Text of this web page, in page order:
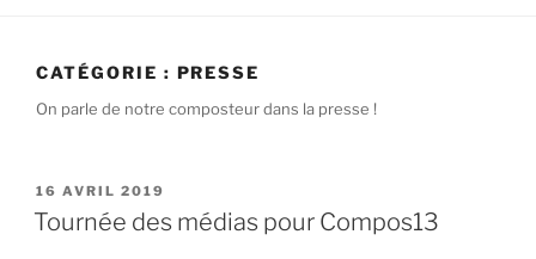
CATÉGORIE : PRESSE
On parle de notre composteur dans la presse !
PUBLIÉ
LE
16 AVRIL 2019
Tournée des médias pour Compos13